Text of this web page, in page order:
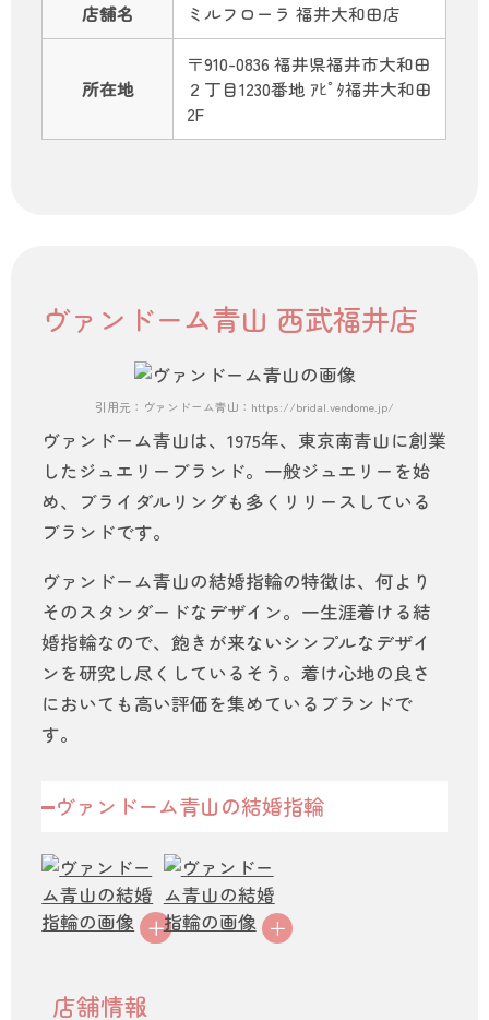
店舗名 ミルフローラ 福井大和田店
所在地
〒910-0836 福井県福井市大和田
２丁目1230番地 ｱﾋﾟﾀ福井大和田
2F
ヴァンドーム青山 西武福井店
引用元：ヴァンドーム青山：https://bridal.vendome.jp/
ヴァンドーム青山は、1975年、東京南青山に創業
したジュエリーブランド。一般ジュエリーを始
め、ブライダルリングも多くリリースしている
ブランドです。
ヴァンドーム青山の結婚指輪の特徴は、何より
そのスタンダードなデザイン。一生涯着ける結
婚指輪なので、飽きが来ないシンプルなデザイ
ンを研究し尽くしているそう。着け心地の良さ
においても高い評価を集めているブランドで
す。
ヴァンドーム青山の結婚指輪
店舗情報